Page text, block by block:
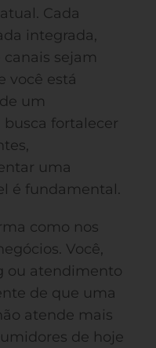
Cada
integrada,
sejam
você está
um
fortalecer
uma
é fundamental.
como nos
Você,
ou atendimento
de que uma
atende mais
de hoje